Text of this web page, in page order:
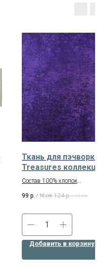
Ткань для пэчворка
Treasures коллекция
Scrollscapes Арт.
Состав 100% хлопок
Американский хлопок
99 р. / 10 cm 124 р. / 10 cm
Добавить в корзину